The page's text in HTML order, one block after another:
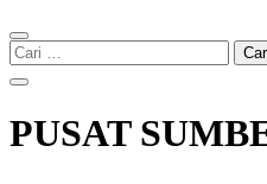
Cari
untuk:
PUSAT